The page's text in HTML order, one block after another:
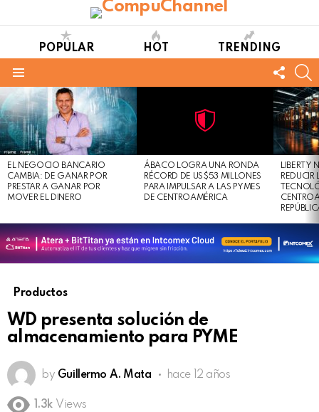
POPULAR HOT TRENDING
US
LATEST
STORIES
EL NEGOCIO BANCARIO
CAMBIA: DE GANAR POR
PRESTAR A GANAR POR
MOVER EL DINERO
Safe
For
Work
view
this
post
ÁBACO LOGRA UNA RONDA
RÉCORD DE US$53 MILLONES
PARA IMPULSAR A LAS PYMES
DE CENTROAMÉRICA
LIBERTY
REDUCIR
Productos
WD presenta solución de
almacenamiento para PYME
by Guillermo A. Mata hace 12 años
1.3k Views